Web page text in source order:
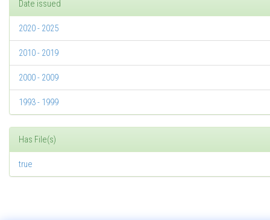
Date issued
2020 - 2025
2010 - 2019
2000 - 2009
1993 - 1999
Has File(s)
true